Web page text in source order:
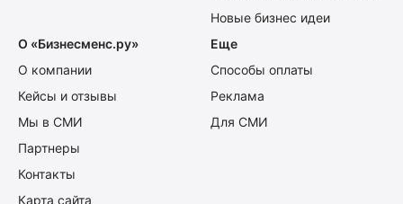
Новые бизнес идеи
О «Бизнесменс.ру»
О компании
Кейсы и отзывы
Мы в СМИ
Партнеры
Контакты
Карта сайта
Еще
Способы оплаты
Реклама
Для СМИ